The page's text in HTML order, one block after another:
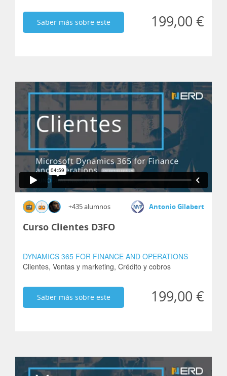
Saber más sobre este 199,00 €
+435 alumnos Antonio Gilabert
Curso Clientes D3FO
DYNAMICS 365 FOR FINANCE AND OPERATIONS
Clientes, Ventas y marketing, Crédito y cobros
Saber más sobre este 199,00 €